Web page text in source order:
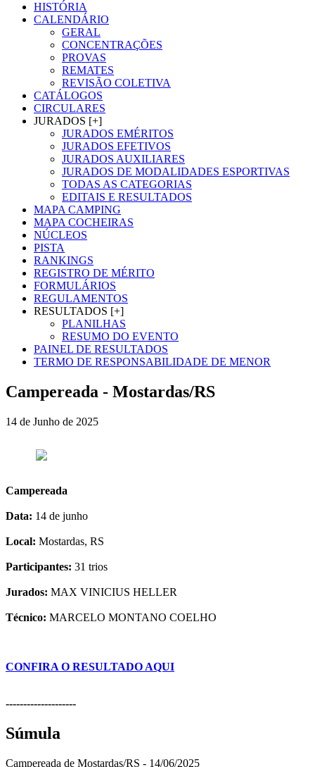
HISTÓRIA
CALENDÁRIO
GERAL
CONCENTRAÇÕES
PROVAS
REMATES
REVISÃO COLETIVA
CATÁLOGOS
CIRCULARES
JURADOS [+]
JURADOS EMÉRITOS
JURADOS EFETIVOS
JURADOS AUXILIARES
JURADOS DE MODALIDADES ESPORTIVAS
TODAS AS CATEGORIAS
EDITAIS E RESULTADOS
MAPA CAMPING
MAPA COCHEIRAS
NÚCLEOS
PISTA
RANKINGS
REGISTRO DE MÉRITO
FORMULÁRIOS
REGULAMENTOS
RESULTADOS [+]
PLANILHAS
RESUMO DO EVENTO
PAINEL DE RESULTADOS
TERMO DE RESPONSABILIDADE DE MENOR
Campereada - Mostardas/RS
14 de Junho de 2025
Campereada
Data: 14 de junho
Local: Mostardas, RS
Participantes: 31 trios
Jurados: MAX VINICIUS HELLER
Técnico: MARCELO MONTANO COELHO
CONFIRA O RESULTADO AQUI
--------------------
Súmula
Campereada de Mostardas/RS - 14/06/2025